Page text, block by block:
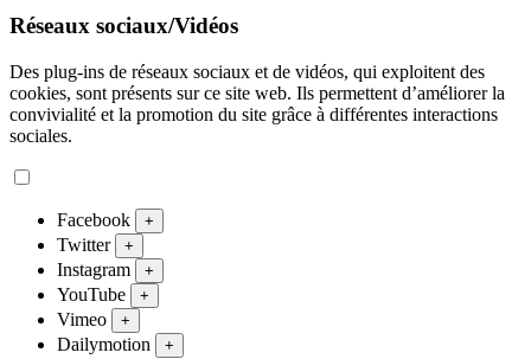
Réseaux sociaux/Vidéos
Des plug-ins de réseaux sociaux et de vidéos, qui exploitent des
cookies, sont présents sur ce site web. Ils permettent d’améliorer la
convivialité et la promotion du site grâce à différentes interactions
sociales.
Facebook +
Twitter +
Instagram +
YouTube +
Vimeo +
Dailymotion +